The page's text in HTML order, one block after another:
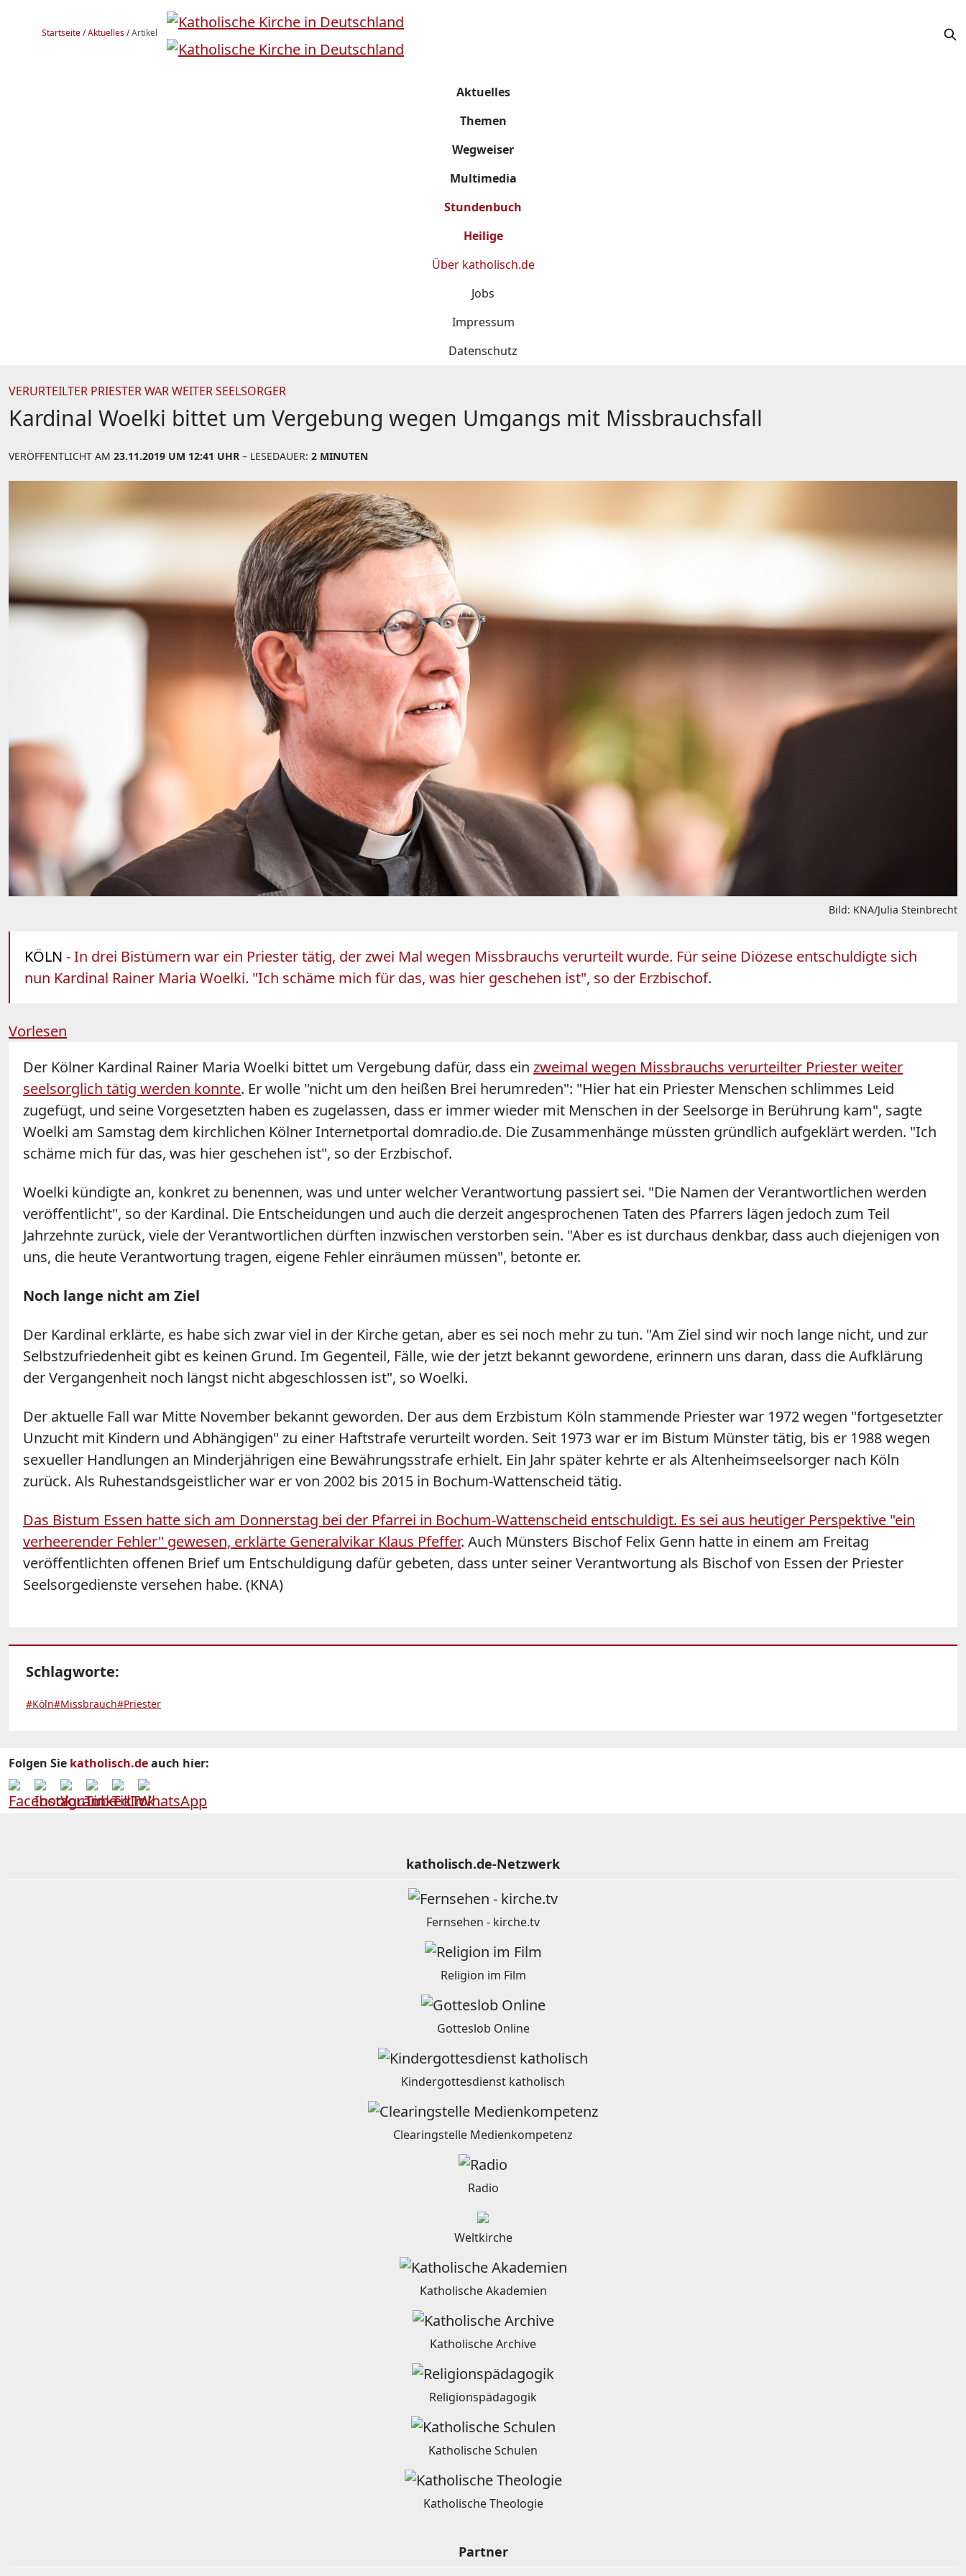
Startseite/Aktuelles/Artikel
Aktuelles
Themen
Wegweiser
Multimedia
Stundenbuch
Heilige
Über katholisch.de
Jobs
Impressum
Datenschutz
VERURTEILTER PRIESTER WAR WEITER SEELSORGER
Kardinal Woelki bittet um Vergebung wegen Umgangs mit Missbrauchsfall
VERÖFFENTLICHT AM 23.11.2019 UM 12:41 UHR – LESEDAUER: 2 MINUTEN
Bild: KNA/Julia Steinbrecht
KÖLN - In drei Bistümern war ein Priester tätig, der zwei Mal wegen Missbrauchs verurteilt wurde. Für seine Diözese entschuldigte sich
nun Kardinal Rainer Maria Woelki. "Ich schäme mich für das, was hier geschehen ist", so der Erzbischof.
Vorlesen
Der Kölner Kardinal Rainer Maria Woelki bittet um Vergebung dafür, dass ein zweimal wegen Missbrauchs verurteilter Priester weiter
seelsorglich tätig werden konnte. Er wolle "nicht um den heißen Brei herumreden": "Hier hat ein Priester Menschen schlimmes Leid
zugefügt, und seine Vorgesetzten haben es zugelassen, dass er immer wieder mit Menschen in der Seelsorge in Berührung kam", sagte
Woelki am Samstag dem kirchlichen Kölner Internetportal domradio.de. Die Zusammenhänge müssten gründlich aufgeklärt werden. "Ich
schäme mich für das, was hier geschehen ist", so der Erzbischof.
Woelki kündigte an, konkret zu benennen, was und unter welcher Verantwortung passiert sei. "Die Namen der Verantwortlichen werden
veröffentlicht", so der Kardinal. Die Entscheidungen und auch die derzeit angesprochenen Taten des Pfarrers lägen jedoch zum Teil
Jahrzehnte zurück, viele der Verantwortlichen dürften inzwischen verstorben sein. "Aber es ist durchaus denkbar, dass auch diejenigen von
uns, die heute Verantwortung tragen, eigene Fehler einräumen müssen", betonte er.
Noch lange nicht am Ziel
Der Kardinal erklärte, es habe sich zwar viel in der Kirche getan, aber es sei noch mehr zu tun. "Am Ziel sind wir noch lange nicht, und zur
Selbstzufriedenheit gibt es keinen Grund. Im Gegenteil, Fälle, wie der jetzt bekannt gewordene, erinnern uns daran, dass die Aufklärung
der Vergangenheit noch längst nicht abgeschlossen ist", so Woelki.
Der aktuelle Fall war Mitte November bekannt geworden. Der aus dem Erzbistum Köln stammende Priester war 1972 wegen "fortgesetzter
Unzucht mit Kindern und Abhängigen" zu einer Haftstrafe verurteilt worden. Seit 1973 war er im Bistum Münster tätig, bis er 1988 wegen
sexueller Handlungen an Minderjährigen eine Bewährungsstrafe erhielt. Ein Jahr später kehrte er als Altenheimseelsorger nach Köln
zurück. Als Ruhestandsgeistlicher war er von 2002 bis 2015 in Bochum-Wattenscheid tätig.
Das Bistum Essen hatte sich am Donnerstag bei der Pfarrei in Bochum-Wattenscheid entschuldigt. Es sei aus heutiger Perspektive "ein
verheerender Fehler" gewesen, erklärte Generalvikar Klaus Pfeffer. Auch Münsters Bischof Felix Genn hatte in einem am Freitag
veröffentlichten offenen Brief um Entschuldigung dafür gebeten, dass unter seiner Verantwortung als Bischof von Essen der Priester
Seelsorgedienste versehen habe. (KNA)
Schlagworte:
#Köln#Missbrauch#Priester
Folgen Sie katholisch.deauch hier:
katholisch.de-Netzwerk
Fernsehen - kirche.tv
Religion im Film
Gotteslob Online
Kindergottesdienst katholisch
Clearingstelle Medienkompetenz
Radio
Weltkirche
Katholische Akademien
Katholische Archive
Religionspädagogik
Katholische Schulen
Katholische Theologie
Partner